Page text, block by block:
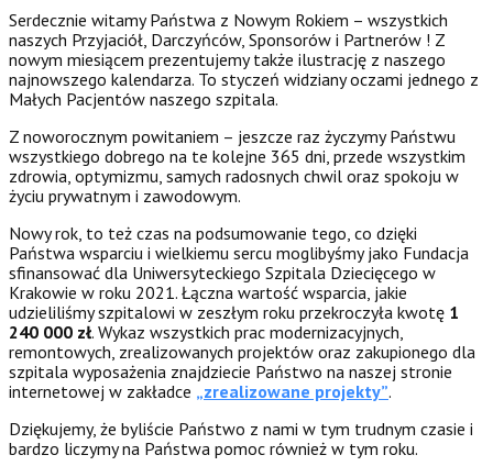
Serdecznie witamy Państwa z Nowym Rokiem – wszystkich
naszych Przyjaciół, Darczyńców, Sponsorów i Partnerów ! Z
nowym miesiącem prezentujemy także ilustrację z naszego
najnowszego kalendarza. To styczeń widziany oczami jednego z
Małych Pacjentów naszego szpitala.
Z noworocznym powitaniem – jeszcze raz życzymy Państwu
wszystkiego dobrego na te kolejne 365 dni, przede wszystkim
zdrowia, optymizmu, samych radosnych chwil oraz spokoju w
życiu prywatnym i zawodowym.
Nowy rok, to też czas na podsumowanie tego, co dzięki
Państwa wsparciu i wielkiemu sercu moglibyśmy jako Fundacja
sfinansować dla Uniwersyteckiego Szpitala Dziecięcego w
Krakowie w roku 2021. Łączna wartość wsparcia, jakie
udzieliliśmy szpitalowi w zeszłym roku przekroczyła kwotę 1
240 000 zł. Wykaz wszystkich prac modernizacyjnych,
remontowych, zrealizowanych projektów oraz zakupionego dla
szpitala wyposażenia znajdziecie Państwo na naszej stronie
internetowej w zakładce „zrealizowane projekty”.
Dziękujemy, że byliście Państwo z nami w tym trudnym czasie i
bardzo liczymy na Państwa pomoc również w tym roku.